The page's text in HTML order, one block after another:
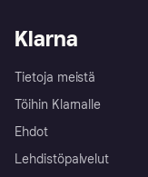
Klarna
Tietoja meistä
Töihin Klarnalle
Ehdot
Lehdistöpalvelut